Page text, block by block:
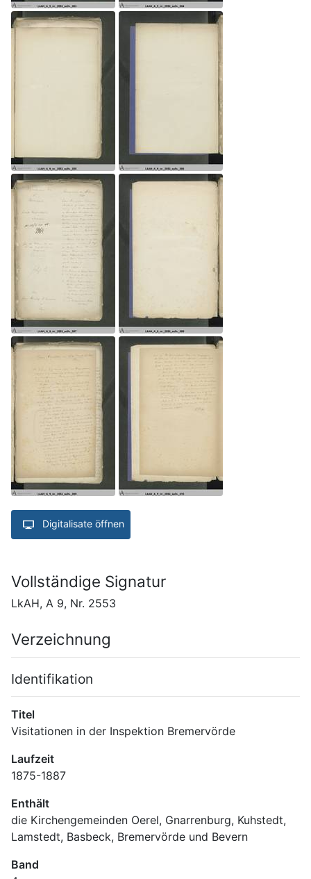
Digitalisate öffnen
Vollständige Signatur
LkAH, A 9, Nr. 2553
Verzeichnung
Identifikation
Titel
Visitationen in der Inspektion Bremervörde
Laufzeit
1875-1887
Enthält
die Kirchengemeinden Oerel, Gnarrenburg, Kuhstedt,
Lamstedt, Basbeck, Bremervörde und Bevern
Band